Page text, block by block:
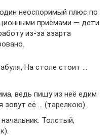
неоспоримый плюс по
приёмами — дети
из-за азарта
На столе стоит …
ведь пищу из неё едим
зовут её … (тарелкою).
Толстый,